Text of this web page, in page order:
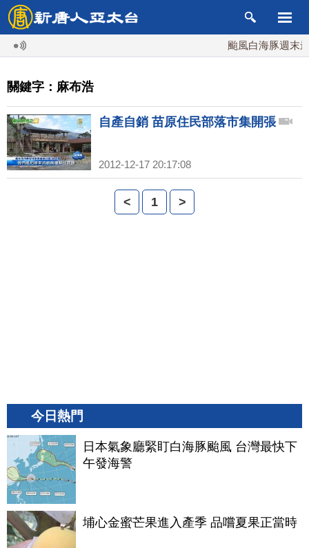
颱風白海豚週末最
關鍵字：麻布浩
自產自銷 苗原住民部落市集開張
2012-12-17 20:17:08
< 1 >
今日熱門
日本氣象廳緊盯白海豚颱風 台灣最快下
午發海警
埔心金蜜芒果進入產季 品嚐夏果正當時